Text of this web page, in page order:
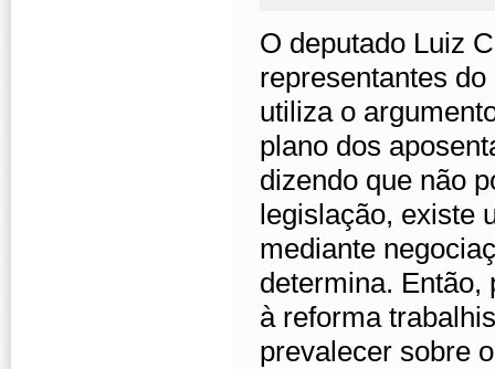
O deputado Luiz
representantes
utiliza o
plano dos
dizendo que não
legislação, existe
mediante
determina. Então,
à reforma
prevalecer sobre